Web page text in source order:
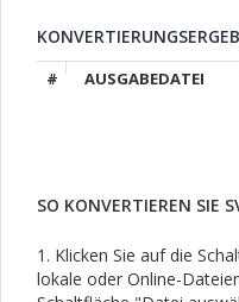
# AUSGABEDATEI
SO KONVERTIEREN SIE
1. Klicken Sie auf die
lokale oder Online-